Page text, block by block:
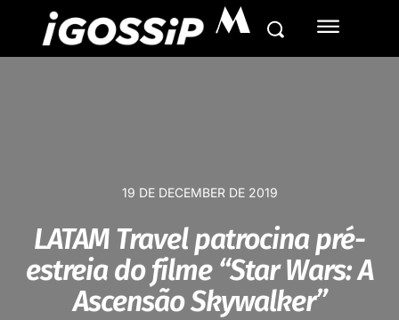
M
19 DE DECEMBER DE 2019
LATAM Travel patrocina pré-
estreia do filme “Star Wars: A
Ascensão Skywalker”